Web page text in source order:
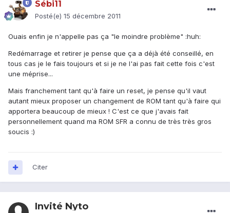
Sébi11
Posté(e) 15 décembre 2011
Ouais enfin je n'appelle pas ça "le moindre problème" :huh:
Redémarrage et retirer je pense que ça a déjà été conseillé, en
tous cas je le fais toujours et si je ne l'ai pas fait cette fois c'est
une méprise...
Mais franchement tant qu'à faire un reset, je pense qu'il vaut
autant mieux proposer un changement de ROM tant qu'à faire qui
apportera beaucoup de mieux ! C'est ce que j'avais fait
personnellement quand ma ROM SFR a connu de très très gros
soucis :)
Citer
Invité Nyto